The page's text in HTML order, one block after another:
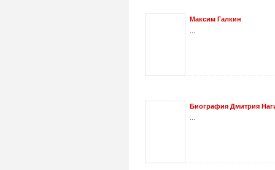
Максим Галкин
Биография Дмитрия